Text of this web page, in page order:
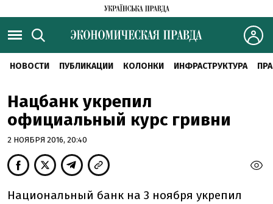
НОВОСТИ ПУБЛИКАЦИИ КОЛОНКИ ИНФРАСТРУКТУРА
Нацбанк укрепил
официальный курс гривни
2 НОЯБРЯ 2016, 20:40
Национальный банк на 3 ноября укрепил